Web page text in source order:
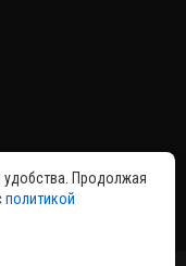
Продолжая
политикой